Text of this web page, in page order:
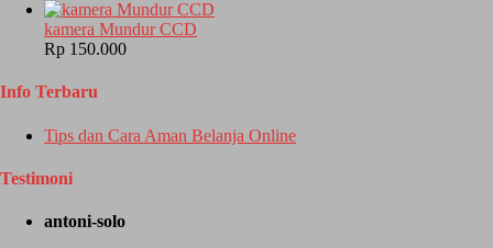
kamera Mundur CCD
Rp 150.000
Info Terbaru
Tips dan Cara Aman Belanja Online
Testimoni
antoni-solo